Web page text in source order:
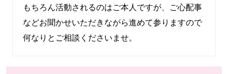
もちろん活動されるのはご本人ですが、ご心配事
などお聞かせいただきながら進めて参りますので
何なりとご相談くださいませ。